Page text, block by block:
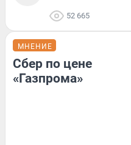
52 665
МНЕНИЕ
Сбер по цене
«Газпрома»